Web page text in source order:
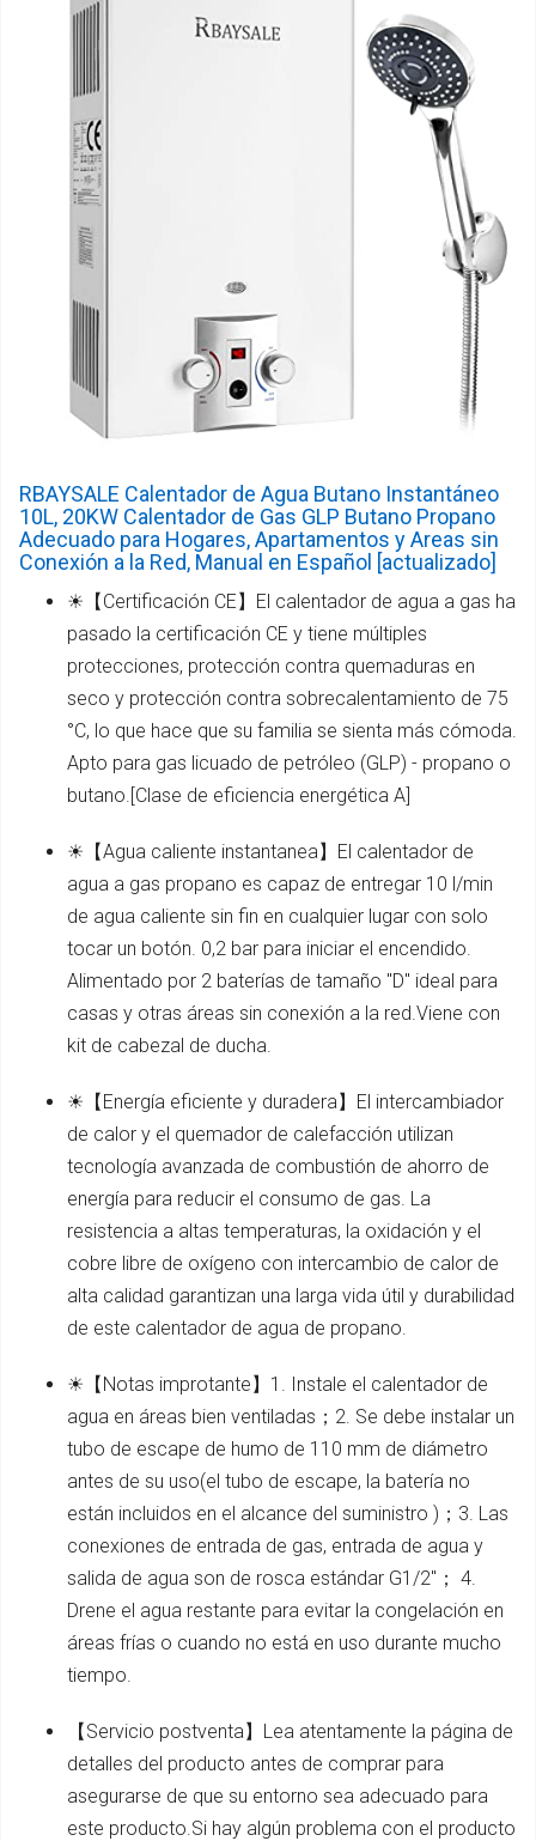
RBAYSALE Calentador de Agua Butano Instantáneo
10L, 20KW Calentador de Gas GLP Butano Propano
Adecuado para Hogares, Apartamentos y Areas sin
Conexión a la Red, Manual en Español [actualizado]
☀【Certificación CE】El calentador de agua a gas ha
pasado la certificación CE y tiene múltiples
protecciones, protección contra quemaduras en
seco y protección contra sobrecalentamiento de 75
°C, lo que hace que su familia se sienta más cómoda.
Apto para gas licuado de petróleo (GLP) - propano o
butano.[Clase de eficiencia energética A]
☀【Agua caliente instantanea】El calentador de
agua a gas propano es capaz de entregar 10 l/min
de agua caliente sin fin en cualquier lugar con solo
tocar un botón. 0,2 bar para iniciar el encendido.
Alimentado por 2 baterías de tamaño "D" ideal para
casas y otras áreas sin conexión a la red.Viene con
kit de cabezal de ducha.
☀【Energía eficiente y duradera】El intercambiador
de calor y el quemador de calefacción utilizan
tecnología avanzada de combustión de ahorro de
energía para reducir el consumo de gas. La
resistencia a altas temperaturas, la oxidación y el
cobre libre de oxígeno con intercambio de calor de
alta calidad garantizan una larga vida útil y durabilidad
de este calentador de agua de propano.
☀【Notas improtante】1. Instale el calentador de
agua en áreas bien ventiladas；2. Se debe instalar un
tubo de escape de humo de 110 mm de diámetro
antes de su uso(el tubo de escape, la batería no
están incluidos en el alcance del suministro )；3. Las
conexiones de entrada de gas, entrada de agua y
salida de agua son de rosca estándar G1/2''； 4.
Drene el agua restante para evitar la congelación en
áreas frías o cuando no está en uso durante mucho
tiempo.
【Servicio postventa】Lea atentamente la página de
detalles del producto antes de comprar para
asegurarse de que su entorno sea adecuado para
este producto.Si hay algún problema con el producto